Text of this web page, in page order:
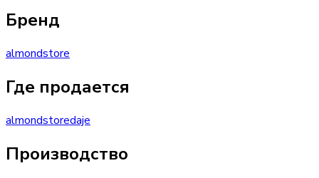
Бренд
almondstore
Где продается
almondstoredaje
Производство